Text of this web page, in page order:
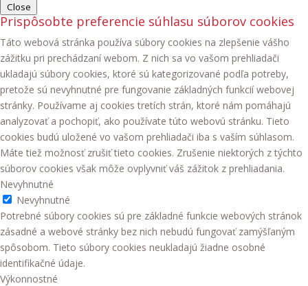
Close
Prispôsobte preferencie súhlasu súborov cookies
Táto webová stránka používa súbory cookies na zlepšenie vášho
zážitku pri prechádzaní webom. Z nich sa vo vašom prehliadači
ukladajú súbory cookies, ktoré sú kategorizované podľa potreby,
pretože sú nevyhnutné pre fungovanie základných funkcií webovej
stránky. Používame aj cookies tretích strán, ktoré nám pomáhajú
analyzovať a pochopiť, ako používate túto webovú stránku. Tieto
cookies budú uložené vo vašom prehliadači iba s vaším súhlasom.
Máte tiež možnosť zrušiť tieto cookies. Zrušenie niektorých z týchto
súborov cookies však môže ovplyvniť váš zážitok z prehliadania.
Nevyhnutné
Nevyhnutné
Potrebné súbory cookies sú pre základné funkcie webových stránok
zásadné a webové stránky bez nich nebudú fungovať zamýšľaným
spôsobom. Tieto súbory cookies neukladajú žiadne osobné
identifikačné údaje.
Výkonnostné